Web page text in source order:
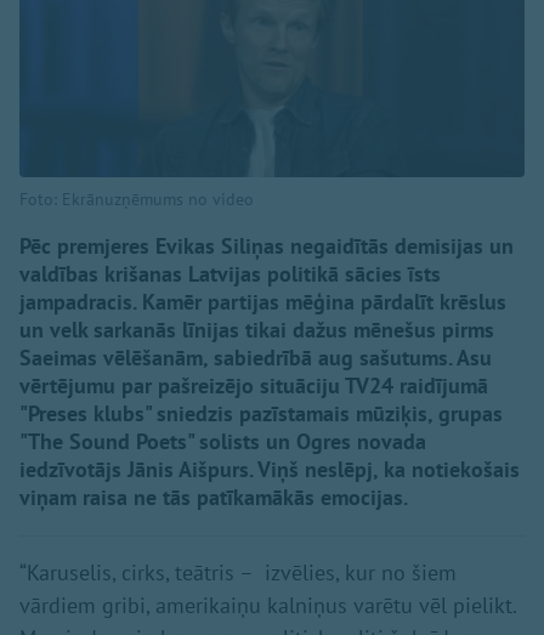
Foto: Ekrānuzņēmums no video
Pēc premjeres Evikas Siliņas negaidītās demisijas un
valdības krišanas Latvijas politikā sācies īsts
jampadracis. Kamēr partijas mēģina pārdalīt krēslus
un velk sarkanās līnijas tikai dažus mēnešus pirms
Saeimas vēlēšanām, sabiedrībā aug sašutums. Asu
vērtējumu par pašreizējo situāciju TV24 raidījumā
"Preses klubs" sniedzis pazīstamais mūziķis, grupas
"The Sound Poets" solists un Ogres novada
iedzīvotājs Jānis Aišpurs. Viņš neslēpj, ka notiekošais
viņam raisa ne tās patīkamākās emocijas.
“Karuselis, cirks, teātris – izvēlies, kur no šiem
vārdiem gribi, amerikaiņu kalniņus varētu vēl pielikt.